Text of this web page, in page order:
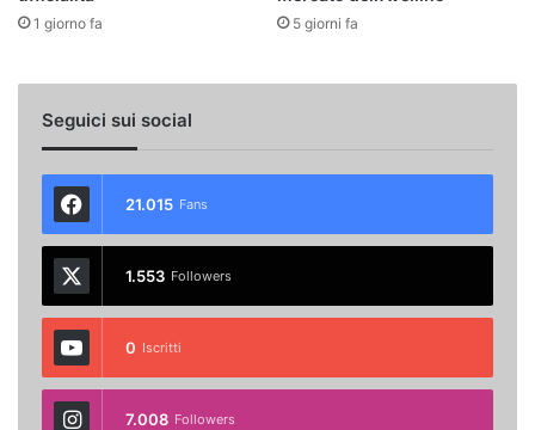
1 giorno fa 5 giorni fa
Seguici sui social
21.015 Fans
1.553 Followers
0 Iscritti
7.008 Followers